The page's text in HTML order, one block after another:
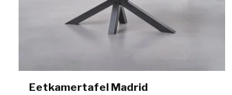
Eetkamertafel Madrid